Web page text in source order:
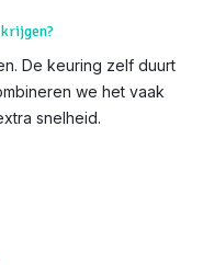
De keuring zelf duurt
we het vaak
snelheid.